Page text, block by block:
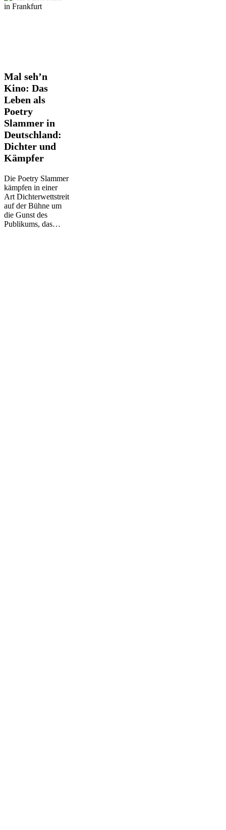
Mal
seh’n
Kino:
Das
Leben
als
Poetry
Slammer
in
Deutschland:
Dichter
und
Kämpfer
Mal seh’n
Kino: Das
Leben als
Poetry
Slammer in
Deutschland:
Dichter und
Kämpfer
Die Poetry Slammer
kämpfen in einer
Art Dichterwettstreit
auf der Bühne um
die Gunst des
Publikums, das…